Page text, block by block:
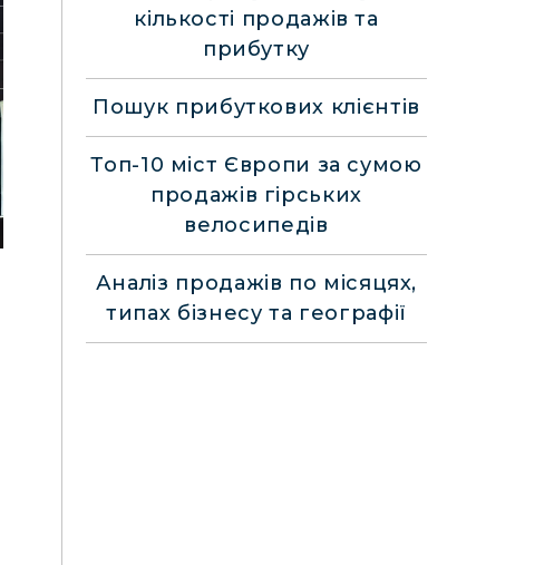
кількості продажів та
прибутку
Пошук прибуткових клієнтів
Топ-10 міст Європи за сумою
продажів гірських
велосипедів
Аналіз продажів по місяцях,
типах бізнесу та географії